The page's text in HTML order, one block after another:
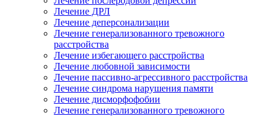
Лечение ДРЛ
Лечение деперсонализации
Лечение генерализованного тревожного
расстройства
Лечение избегающего расстройства
Лечение любовной зависимости
Лечение пассивно-агрессивного расстройства
Лечение синдрома нарушения памяти
Лечение дисморфофобии
Лечение генерализованного тревожного